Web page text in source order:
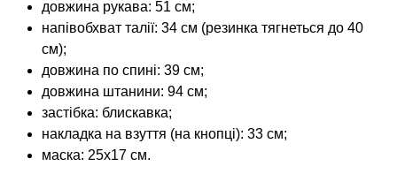
довжина рукава: 51 см;
напівобхват талії: 34 см (резинка тягнеться до 40
см);
довжина по спині: 39 см;
довжина штанини: 94 см;
застібка: блискавка;
накладка на взуття (на кнопці): 33 см;
маска: 25х17 см.